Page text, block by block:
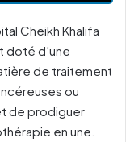
Cheikh Khalifa
doté d’une
de traitement
ou
de prodiguer
en une.